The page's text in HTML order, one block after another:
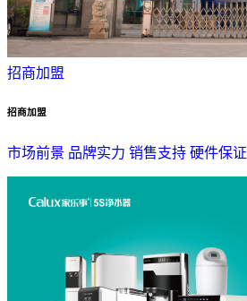
招商加盟
招商加盟
市场前景 品牌实力 销售支持 硬件保证